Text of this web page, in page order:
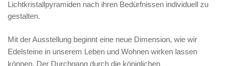
Lichtkristallpyramiden nach ihren Bedürfnissen individuell zu
gestalten.
Mit der Ausstellung beginnt eine neue Dimension, wie wir
Edelsteine in unserem Leben und Wohnen wirken lassen
können. Der Durchgang durch die königlichen